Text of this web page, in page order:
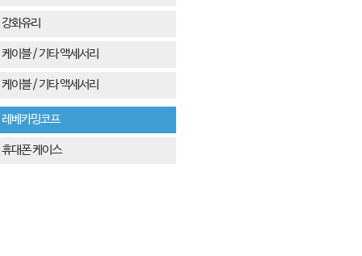
강화유리
케이블 / 기타 액세서리
케이블 / 기타 액세서리
레베카밍코프
휴대폰 케이스